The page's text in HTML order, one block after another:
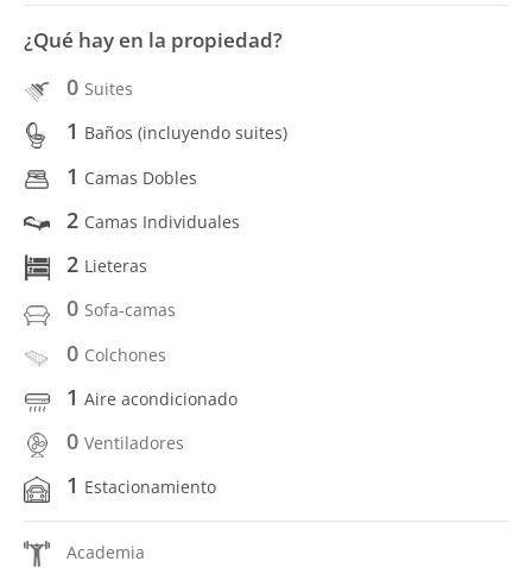
¿Qué hay en la propiedad?
0 Suites
1 Baños (incluyendo suites)
1 Camas Dobles
2 Camas Individuales
2 Lieteras
0 Sofa-camas
0 Colchones
1 Aire acondicionado
0 Ventiladores
1 Estacionamiento
Academia